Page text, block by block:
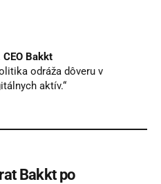
Bakkt
odráža dôveru v
aktív.“
Bakkt po